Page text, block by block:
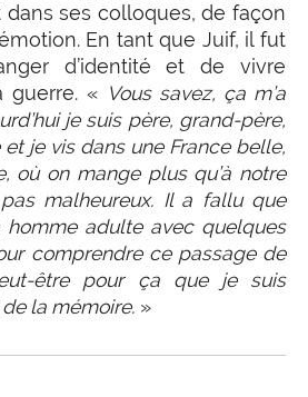
ses colloques, de façon
En tant que Juif, il fut
d’identité et de vivre
guerre. « Vous savez, ça m’a
je suis père, grand-père,
je vis dans une France belle,
où on mange plus qu’à notre
malheureux. Il a fallu que
homme adulte avec quelques
comprendre ce passage de
être pour ça que je suis
la mémoire. »